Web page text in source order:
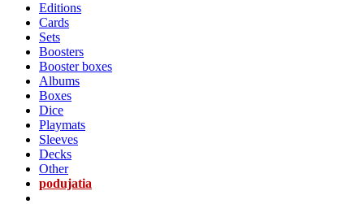
Editions
Cards
Sets
Boosters
Booster boxes
Albums
Boxes
Dice
Playmats
Sleeves
Decks
Other
podujatia